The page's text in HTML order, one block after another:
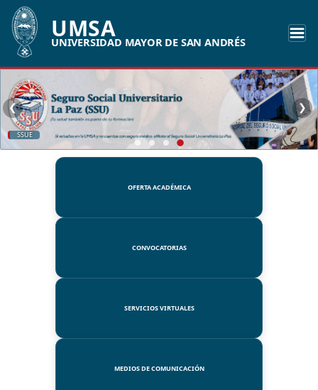
UMSA
UNIVERSIDAD MAYOR DE SAN ANDRÉS
SSUE
❮ ❯
OFERTA ACADÉMICA
CONVOCATORIAS
SERVICIOS VIRTUALES
MEDIOS DE COMUNICACIÓN